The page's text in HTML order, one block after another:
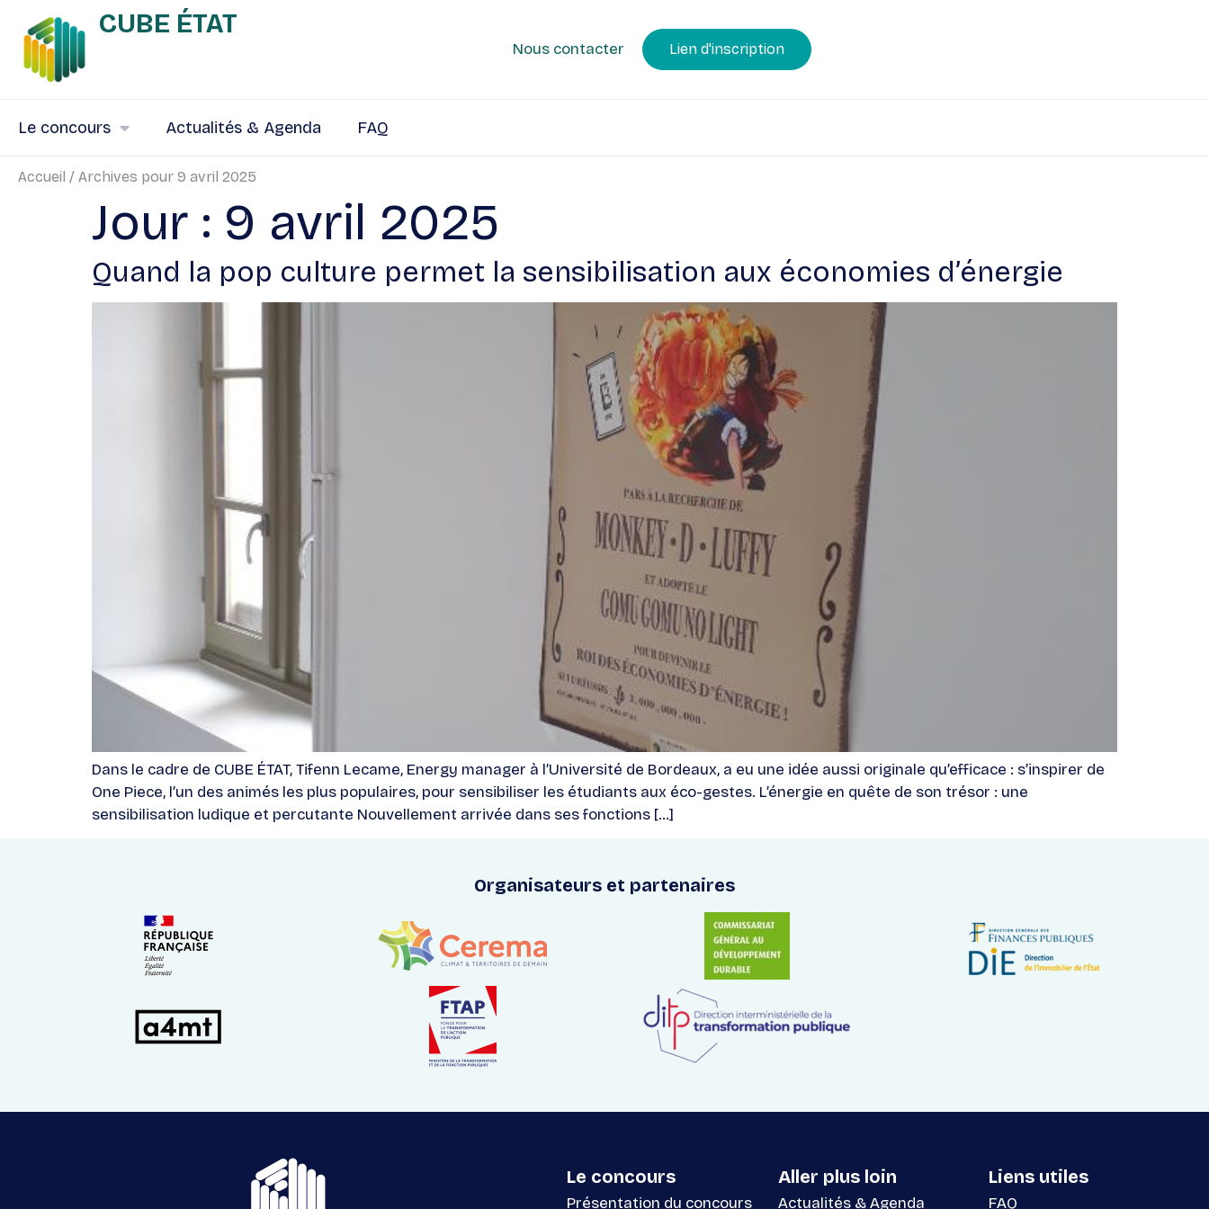
CUBE ÉTAT
Nous contacter Lien d'inscription
Le concours Actualités & Agenda FAQ
Accueil / Archives pour 9 avril 2025
Jour : 9 avril 2025
Quand la pop culture permet la sensibilisation aux économies d’énergie
Dans le cadre de CUBE ÉTAT, Tifenn Lecame, Energy manager à l’Université de Bordeaux, a eu une idée aussi originale qu’efficace : s’inspirer de
One Piece, l’un des animés les plus populaires, pour sensibiliser les étudiants aux éco-gestes. L’énergie en quête de son trésor : une
sensibilisation ludique et percutante Nouvellement arrivée dans ses fonctions […]
Organisateurs et partenaires
Le concours
Présentation du concours
Aller plus loin
Actualités & Agenda
Liens utiles
FAQ